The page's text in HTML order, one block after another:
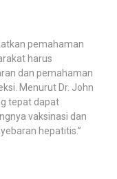
pemahaman
harus
dan pemahaman
Menurut Dr. John
tepat dapat
vaksinasi dan
hepatitis.”